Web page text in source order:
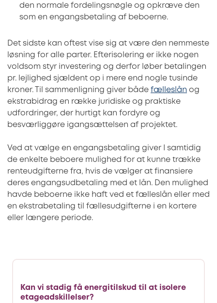
den normale fordelingsnøgle og opkræve den
som en engangsbetaling af beboerne.
Det sidste kan oftest vise sig at være den nemmeste
løsning for alle parter. Efterisolering er ikke nogen
voldsom styr investering og derfor løber betalingen
pr. lejlighed sjældent op i mere end nogle tusinde
kroner. Til sammenligning giver både fælleslån og
ekstrabidrag en række juridiske og praktiske
udfordringer, der hurtigt kan fordyre og
besværliggøre igangsættelsen af projektet.
Ved at vælge en engangsbetaling giver I samtidig
de enkelte beboere mulighed for at kunne trække
renteudgifterne fra, hvis de vælger at finansiere
deres engangsudbetaling med et lån. Den mulighed
havde beboerne ikke haft ved et fælleslån eller med
en ekstrabetaling til fællesudgifterne i en kortere
eller længere periode.
Kan vi stadig få energitilskud til at isolere
etageadskillelser?